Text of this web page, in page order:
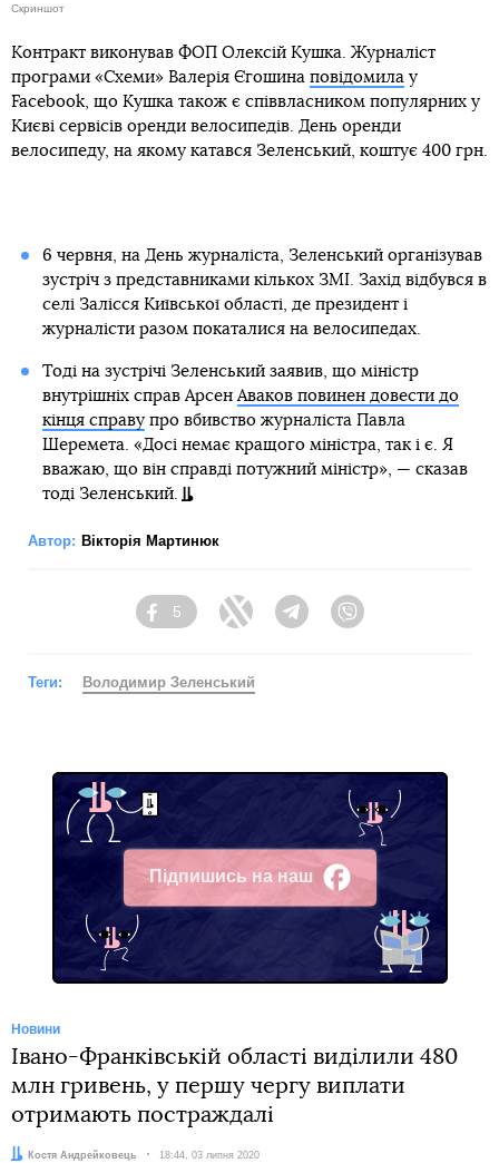
Скриншот
Контракт виконував ФОП Олексій Кушка. Журналіст
програми «Схеми» Валерія Єгошина повідомила у
Facebook, що Кушка також є співвласником популярних у
Києві сервісів оренди велосипедів. День оренди
велосипеду, на якому катався Зеленський, коштує 400 грн.
6 червня, на День журналіста, Зеленський організував
зустріч з представниками кількох ЗМІ. Захід відбувся в
селі Залісся Київської області, де президент і
журналісти разом покаталися на велосипедах.
Тоді на зустрічі Зеленський заявив, що міністр
внутрішніх справ Арсен Аваков повинен довести до
кінця справупро вбивство журналіста Павла
Шеремета. «Досі немає кращого міністра, так і є. Я
вважаю, що він справді потужний міністр», — сказав
тоді Зеленський.
Автор: Вікторія Мартинюк
Facebook
5
Twitter TelegramViber
Теги: Володимир Зеленський
Підпишись на наш
Facebook
Новини
Івано-Франківській області виділили 480
млн гривень, у першу чергу виплати
отримають постраждалі
Автор:Костя Андрейковець Дата:
18:44, 03 липня 2020